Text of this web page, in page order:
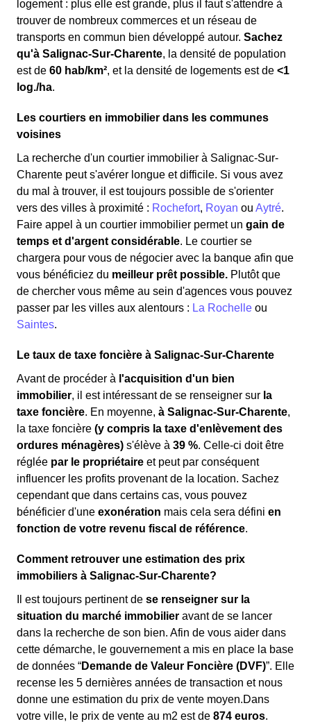
logement : plus elle est grande, plus il faut s'attendre à
trouver de nombreux commerces et un réseau de
transports en commun bien développé autour. Sachez
qu'à Salignac-Sur-Charente, la densité de population
est de 60 hab/km², et la densité de logements est de <1
log./ha.
Les courtiers en immobilier dans les communes
voisines
La recherche d'un courtier immobilier à Salignac-Sur-
Charente peut s'avérer longue et difficile. Si vous avez
du mal à trouver, il est toujours possible de s'orienter
vers des villes à proximité : Rochefort, Royan ou Aytré.
Faire appel à un courtier immobilier permet un gain de
temps et d'argent considérable. Le courtier se
chargera pour vous de négocier avec la banque afin que
vous bénéficiez du meilleur prêt possible. Plutôt que
de chercher vous même au sein d'agences vous pouvez
passer par les villes aux alentours : La Rochelle ou
Saintes.
Le taux de taxe foncière à Salignac-Sur-Charente
Avant de procéder à l'acquisition d'un bien
immobilier, il est intéressant de se renseigner sur la
taxe foncière. En moyenne, à Salignac-Sur-Charente,
la taxe foncière (y compris la taxe d'enlèvement des
ordures ménagères) s'élève à 39 %. Celle-ci doit être
réglée par le propriétaire et peut par conséquent
influencer les profits provenant de la location. Sachez
cependant que dans certains cas, vous pouvez
bénéficier d'une exonération mais cela sera défini en
fonction de votre revenu fiscal de référence.
Comment retrouver une estimation des prix
immobiliers à Salignac-Sur-Charente?
Il est toujours pertinent de se renseigner sur la
situation du marché immobilier avant de se lancer
dans la recherche de son bien. Afin de vous aider dans
cette démarche, le gouvernement a mis en place la base
de données “Demande de Valeur Foncière (DVF)”. Elle
recense les 5 dernières années de transaction et nous
donne une estimation du prix de vente moyen.Dans
votre ville, le prix de vente au m2 est de 874 euros.